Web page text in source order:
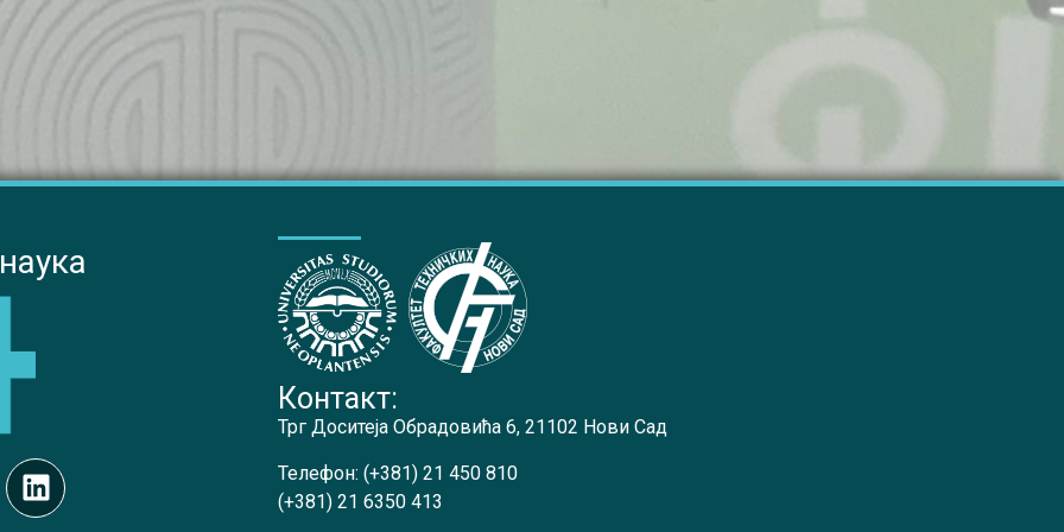
Контакт:
Трг Доситеја Обрадовића 6, 21102 Нови Сад
Телефон: (+381) 21 450 810
(+381) 21 6350 413